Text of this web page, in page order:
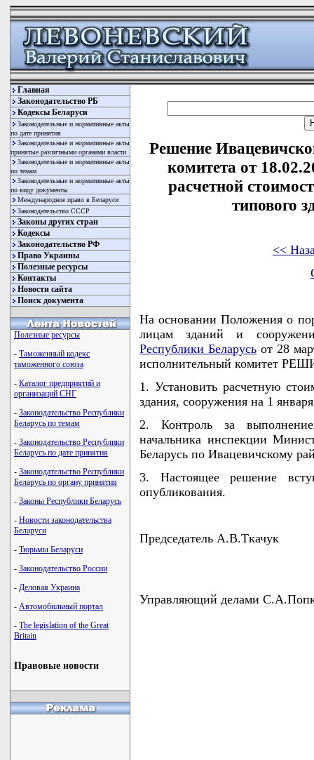
Главная
Законодательство РБ
Кодексы Беларуси
Законодательные и нормативные акты
по дате принятия
Законодательные и нормативные акты
принятые различными органами власти
Законодательные и нормативные акты
по темам
Законодательные и нормативные акты
по виду документы
Международное право в Беларуси
Законодательство СССР
Законы других стран
Кодексы
Законодательство РФ
Право Украины
Полезные ресурсы
Контакты
Новости сайта
Поиск документа
Полезные ресурсы
- Таможенный кодекс
таможенного союза
- Каталог предприятий и
организаций СНГ
- Законодательство Республики
Беларусь по темам
- Законодательство Республики
Беларусь по дате принятия
- Законодательство Республики
Беларусь по органу принятия
- Законы Республики Беларусь
- Новости законодательства
Беларуси
- Тюрьмы Беларуси
- Законодательство России
- Деловая Украина
- Автомобильный портал
- The legislation of the Great
Britain
Правовые новости
Решение
комитета от
расчетной
типового
<<
На основании Положения о
лицам зданий и
Республики Беларусь от 28
исполнительный комитет
1. Установить расчетную
здания, сооружения на 1
2. Контроль за
начальника инспекции
Беларусь по Ивацевичскому
3. Настоящее решение
опубликования.
Председатель А.В.Ткачук
Управляющий делами